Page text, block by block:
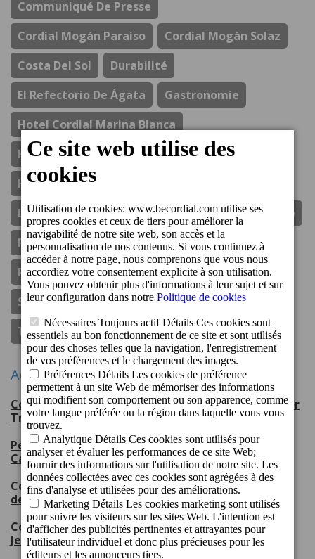
Communiqué De Presse
Cordial Mogán Paraíso
Cordial Mogán Solaz
Costa Del Sol
Durabilité
El Refectorio De Ágata
Gastronomie
Hotel Cordial Marina Blanca
Hotel Cordial Mogan Playa
Hotel Cordial Vista Acuario
Los Guayres
Ouvertures
Perchel Beach Club
Prix
Resort Cordial Santa Águeda
Responsabilité Sociale Des Entreprises
Spa & Wellness
Sponsoring Sportif
Thebrightside.travel
Vegueta-Triana
Actions récentes
Cordial Hotels & Resorts receives eight Tripadvisor
Travellers’ Choice Awards 2026
Perchel Beach Club, escenario inaugural de Gran
Canaria Swim Week 2026
Cordial Hotels & Resorts, orgulloso patrocinador
del CV Guaguas
Cordial Mogán Playa Hotel receives the
Jet2holidays Quality Award 2025